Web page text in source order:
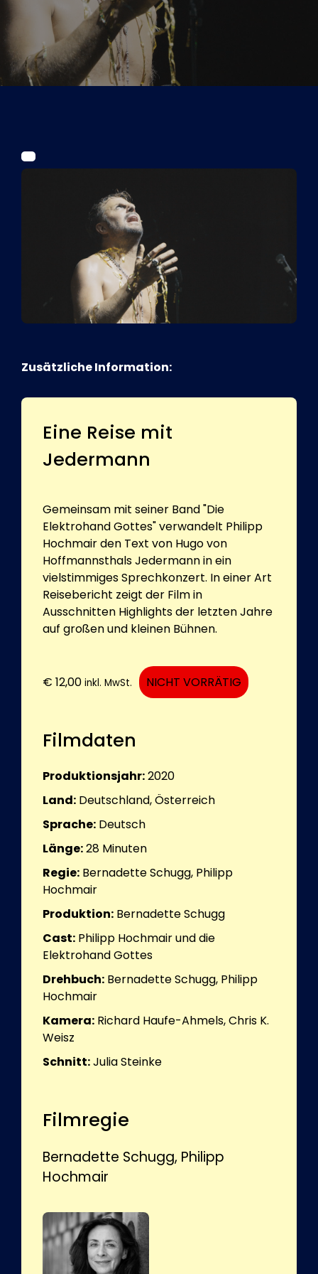
Tickets
Kurier Romy 2026
Zusätzliche Information:
Eine Reise mit
Jedermann
Gemeinsam mit seiner Band "Die
Elektrohand Gottes" verwandelt Philipp
Hochmair den Text von Hugo von
Hoffmannsthals Jedermann in ein
vielstimmiges Sprechkonzert. In einer Art
Reisebericht zeigt der Film in
Ausschnitten Highlights der letzten Jahre
auf großen und kleinen Bühnen.
€ 12,00 inkl. MwSt. NICHT VORRÄTIG
Filmdaten
Produktionsjahr:2020
Land: Deutschland, Österreich
Sprache: Deutsch
Länge:28 Minuten
Regie: Bernadette Schugg, Philipp
Hochmair
Produktion: Bernadette Schugg
Cast: Philipp Hochmair und die
Elektrohand Gottes
Drehbuch: Bernadette Schugg, Philipp
Hochmair
Kamera: Richard Haufe-Ahmels, Chris K.
Weisz
Schnitt:Julia Steinke
Filmregie
Bernadette Schugg, Philipp
Hochmair